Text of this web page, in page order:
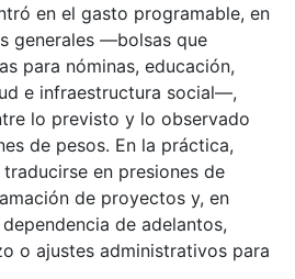
en el gasto programable, en
generales —bolsas que
para nóminas, educación,
e infraestructura social—,
lo previsto y lo observado
de pesos. En la práctica,
en presiones de
de proyectos y, en
de adelantos,
o ajustes administrativos para